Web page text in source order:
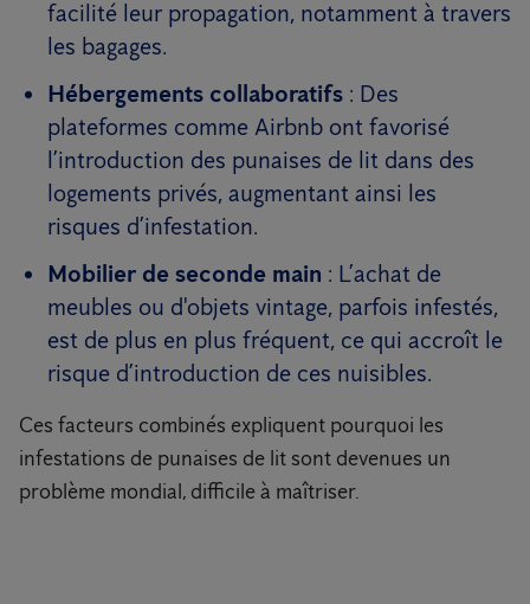
facilité leur propagation, notamment à travers
les bagages.
Hébergements collaboratifs : Des
plateformes comme Airbnb ont favorisé
l’introduction des punaises de lit dans des
logements privés, augmentant ainsi les
risques d’infestation.
Mobilier de seconde main : L’achat de
meubles ou d'objets vintage, parfois infestés,
est de plus en plus fréquent, ce qui accroît le
risque d’introduction de ces nuisibles.
Ces facteurs combinés expliquent pourquoi les
infestations de punaises de lit sont devenues un
problème mondial, difficile à maîtriser.